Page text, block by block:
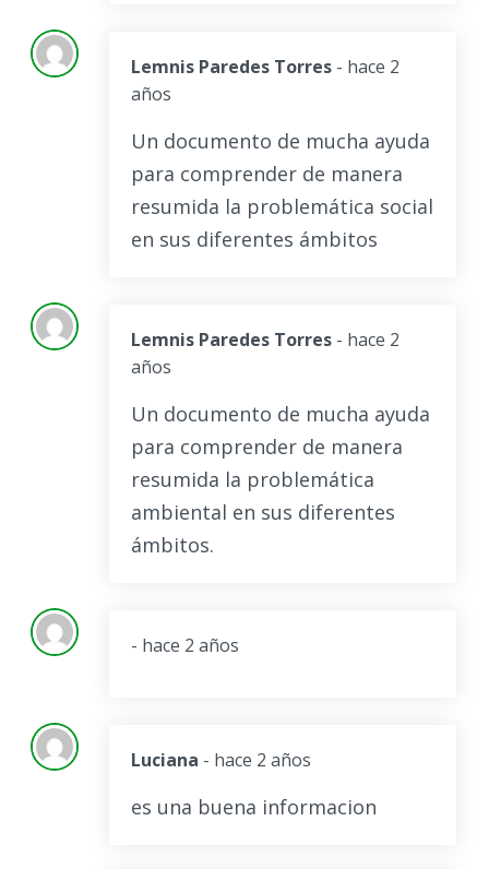
Lemnis Paredes Torres - hace 2
años
Un documento de mucha ayuda
para comprender de manera
resumida la problemática social
en sus diferentes ámbitos
Lemnis Paredes Torres - hace 2
años
Un documento de mucha ayuda
para comprender de manera
resumida la problemática
ambiental en sus diferentes
ámbitos.
- hace 2 años
Luciana - hace 2 años
es una buena informacion